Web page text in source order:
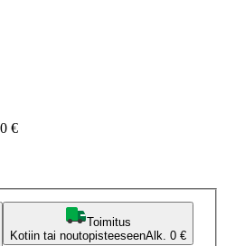
€
Toimitus
Kotiin tai noutopisteeseenAlk. 0 €